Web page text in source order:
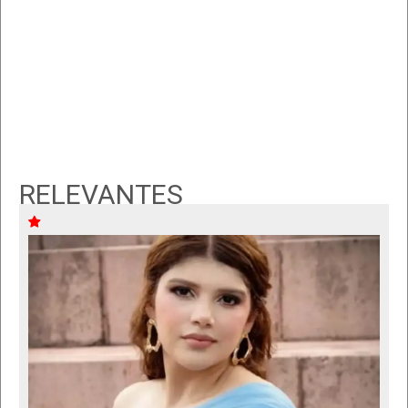
RELEVANTES